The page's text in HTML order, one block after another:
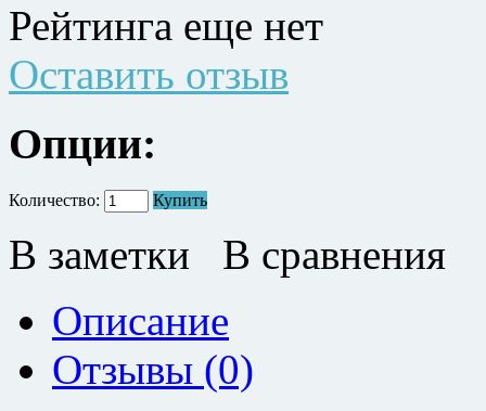
Рейтинга еще нет
Оставить отзыв
Опции:
Количество: Купить
В заметки
В сравнения
Описание
Отзывы (0)